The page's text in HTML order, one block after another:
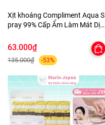
Xịt khoáng Compliment Aqua S
pray 99% Cấp Ẩm Làm Mát Dịu
63.000₫
135.000₫ -53%